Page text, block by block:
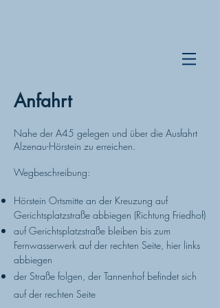
Anfahrt
Nahe der A45 gelegen und über die Ausfahrt
Alzenau-Hörstein zu erreichen.
Wegbeschreibung:
Hörstein Ortsmitte an der Kreuzung auf
Gerichtsplatzstraße abbiegen (Richtung Friedhof)
auf Gerichtsplatzstraße bleiben bis zum
Fernwasserwerk auf der rechten Seite, hier links
abbiegen
der Straße folgen, der Tannenhof befindet sich
auf der rechten Seite